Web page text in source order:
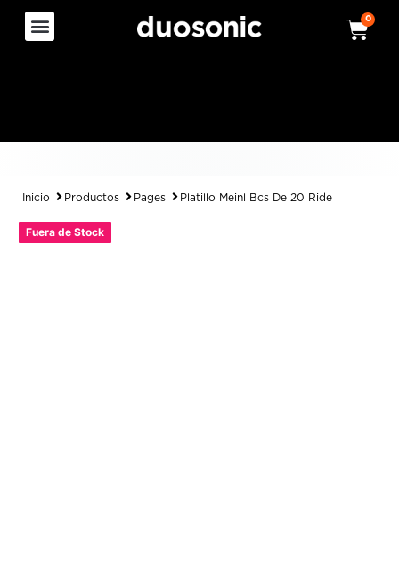
0
Inicio Productos Pages Platillo Meinl Bcs De 20 Ride
Fuera de Stock